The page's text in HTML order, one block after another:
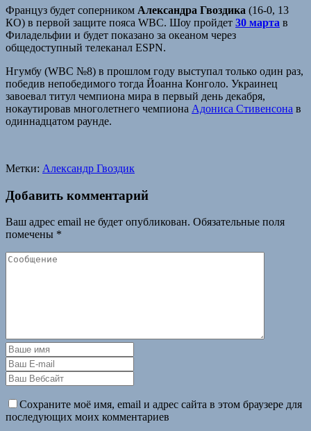
Француз будет соперником Александра Гвоздика (16-0, 13
КО) в первой защите пояса WBC. Шоу пройдет 30 марта в
Филадельфии и будет показано за океаном через
общедоступный телеканал ESPN.
Нгумбу (WBC №8) в прошлом году выступал только один раз,
победив непобедимого тогда Йоанна Конголо. Украинец
завоевал титул чемпиона мира в первый день декабря,
нокаутировав многолетнего чемпиона Адониса Стивенсона в
одиннадцатом раунде.
Метки: Александр Гвоздик
Добавить комментарий
Ваш адрес email не будет опубликован. Обязательные поля
помечены *
Сохраните моё имя, email и адрес сайта в этом браузере для
последующих моих комментариев